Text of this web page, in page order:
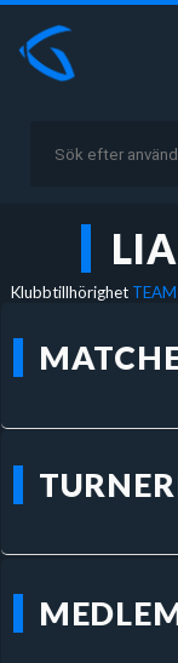
Klubbtillhörighet